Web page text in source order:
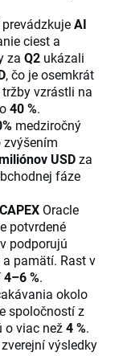
AI
ciest a
za Q2 ukázali
, čo je osemkrát
vzrástli na
40 %.
medziročný
zvýšením
USDza
fáze
CAPEX Oracle
potvrdené
podporujú
pamätí. Rast v
4–6 %.
okolo
spoločností z
o viac než4 %.
výsledky